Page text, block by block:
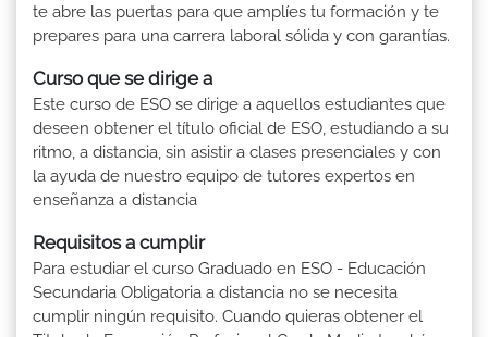
te abre las puertas para que amplíes tu formación y te
prepares para una carrera laboral sólida y con garantías.
Curso que se dirige a
Este curso de ESO se dirige a aquellos estudiantes que
deseen obtener el título oficial de ESO, estudiando a su
ritmo, a distancia, sin asistir a clases presenciales y con
la ayuda de nuestro equipo de tutores expertos en
enseñanza a distancia
Requisitos a cumplir
Para estudiar el curso Graduado en ESO - Educación
Secundaria Obligatoria a distancia no se necesita
cumplir ningún requisito. Cuando quieras obtener el